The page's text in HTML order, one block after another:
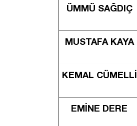
ÜMMÜ SAĞDIÇ
MUSTAFA KAYA
KEMAL CÜMELLİ
EMİNE DERE